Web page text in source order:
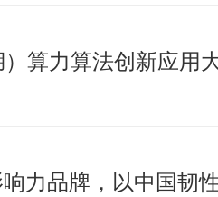
算力算法创新应用
力品牌，以中国韧